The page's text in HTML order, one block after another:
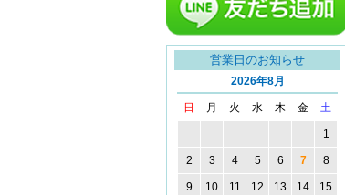
line友達追加
営業日のお知らせ
2026年8月
日 月 火 水 木 金 土
1
2 3 4 5 6 7 8
9 10 11 12 13 14 15